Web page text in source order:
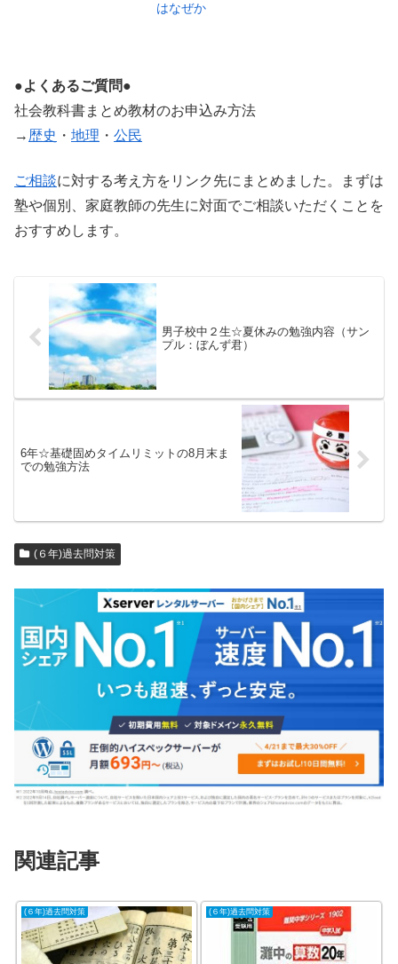
はなぜか
●よくあるご質問●
社会教科書まとめ教材のお申込み方法
→ 歴史 ・ 地理 ・ 公民
ご相談に対する考え方をリンク先にまとめました。まずは
塾や個別、家庭教師の先生に対面でご相談いただくことを
おすすめします。
男子校中２生☆夏休みの勉強内容（サン
プル：ぼんず君）
6年☆基礎固めタイムリミットの8月末ま
での勉強方法
(６年)過去問対策
関連記事
(６年)過去問対策 (６年)過去問対策